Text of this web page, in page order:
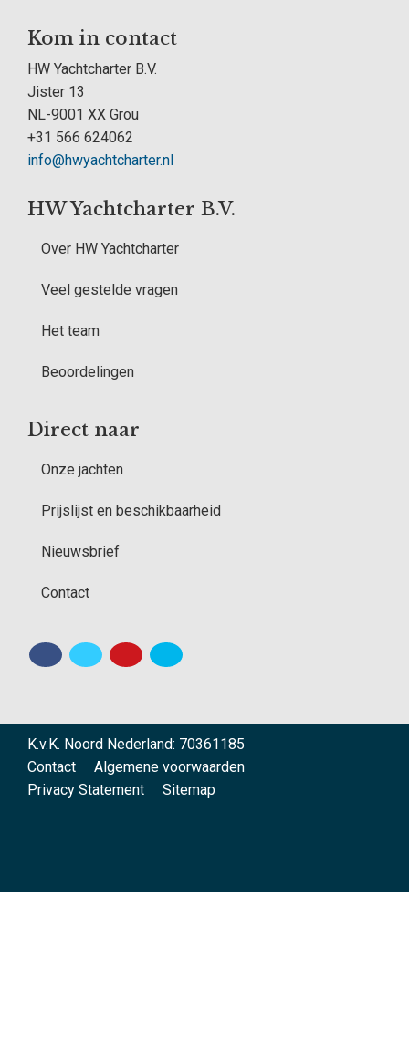
Kom in contact
HW Yachtcharter B.V.
Jister 13
NL-9001 XX Grou
+31 566 624062
info@hwyachtcharter.nl
HW Yachtcharter B.V.
Over HW Yachtcharter
Veel gestelde vragen
Het team
Beoordelingen
Direct naar
Onze jachten
Prijslijst en beschikbaarheid
Nieuwsbrief
Contact
K.v.K. Noord Nederland: 70361185
Contact
Algemene voorwaarden
Privacy Statement
Sitemap